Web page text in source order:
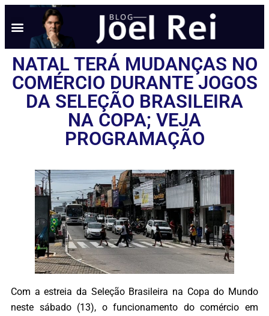
NATAL TERÁ MUDANÇAS NO
COMÉRCIO DURANTE JOGOS
DA SELEÇÃO BRASILEIRA
NA COPA; VEJA
PROGRAMAÇÃO
Com a estreia da Seleção Brasileira na Copa do Mundo
neste sábado (13), o funcionamento do comércio em